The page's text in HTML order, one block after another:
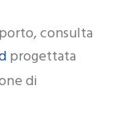
consulta
progettata
di